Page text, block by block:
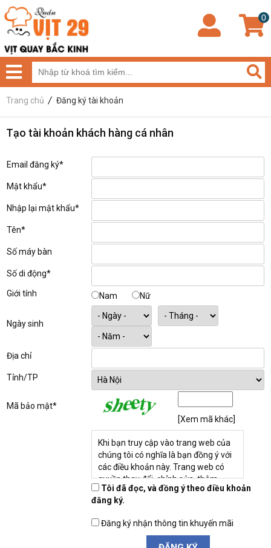
0
Trang chủ Đăng ký tài khoản
Tạo tài khoản khách hàng cá nhân
Email đăng ký*
Mật khẩu*
Nhập lại mật khẩu*
Tên*
Số máy bàn
Số di động*
Giới tính Nam Nữ
Ngày sinh
Địa chỉ
Tỉnh/TP
Mã bảo mật*
[Xem mã khác]
Khi bạn truy cập vào trang web của
chúng tôi có nghĩa là bạn đồng ý với
các điều khoản này. Trang web có
quyền thay đổi, chỉnh sửa, thêm
hoặc lược bỏ bất kỳ phần nào trong
Quy định và Điều kiện sử dụng, vào
lực ngay khi được đăng trên trang
Tôi đã đọc, và đồng ý theo điều khoản
đăng ký.
Đăng ký nhận thông tin khuyến mãi